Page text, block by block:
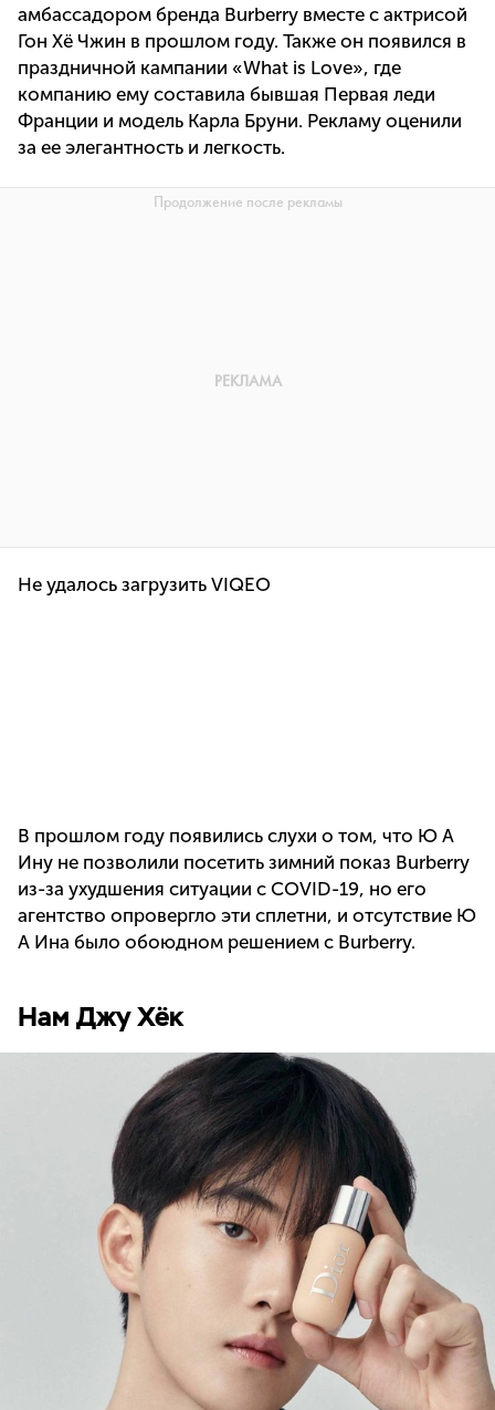
амбассадором бренда Burberry вместе с актрисой
Гон Хё Чжин в прошлом году. Также он появился в
праздничной кампании «What is Love», где
компанию ему составила бывшая Первая леди
Франции и модель Карла Бруни. Рекламу оценили
за ее элегантность и легкость.
Не удалось загрузить VIQEO
В прошлом году появились слухи о том, что Ю А
Ину не позволили посетить зимний показ Burberry
из-за ухудшения ситуации с COVID-19, но его
агентство опровергло эти сплетни, и отсутствие Ю
А Ина было обоюдном решением с Burberry.
Нам Джу Хёк